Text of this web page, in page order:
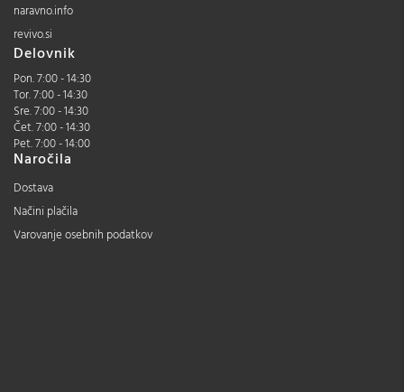
naravno.info
revivo.si
Delovnik
Pon. 7:00 - 14:30
Tor. 7:00 - 14:30
Sre. 7:00 - 14:30
Čet. 7:00 - 14:30
Pet. 7:00 - 14:00
Naročila
Dostava
Načini plačila
Varovanje osebnih podatkov